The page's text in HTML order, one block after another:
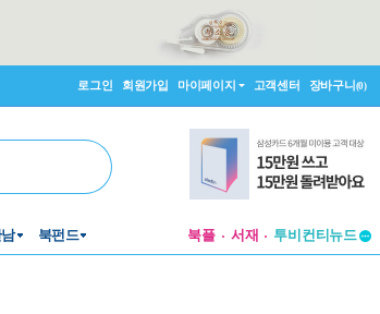
로그인 회원가입 마이페이지 고객센터 장바구니(0)
북펀드 북플 서재
투비컨티뉴드